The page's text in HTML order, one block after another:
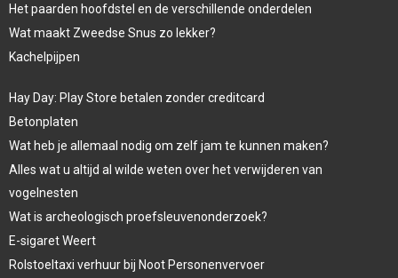
Het paarden hoofdstel en de verschillende onderdelen
Wat maakt Zweedse Snus zo lekker?
Kachelpijpen
Hay Day: Play Store betalen zonder creditcard
Betonplaten
Wat heb je allemaal nodig om zelf jam te kunnen maken?
Alles wat u altijd al wilde weten over het verwijderen van
vogelnesten
Wat is archeologisch proefsleuvenonderzoek?
E-sigaret Weert
Rolstoeltaxi verhuur bij Noot Personenvervoer